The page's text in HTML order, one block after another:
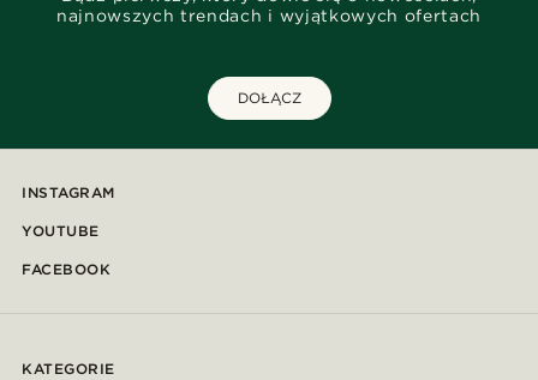
najnowszych trendach i wyjątkowych ofertach
DOŁĄCZ
INSTAGRAM
YOUTUBE
FACEBOOK
KATEGORIE